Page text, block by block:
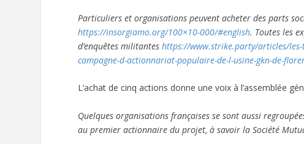
Particuliers et organisations peuvent acheter des parts
https://insorgiamo.org/100×10-000/#english. Toutes les
d’enquêtes militanteshttps://www.strike.party/articles/
campagne-d-actionnariat-populaire-de-l-usine-gkn-de-
L’achat de cinq actions donne une voix à l’assemblée
Quelques organisations françaises se sont aussi
au premier actionnaire du projet, à savoir la Société